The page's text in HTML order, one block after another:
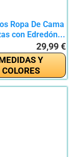
Ropa De Cama
con Edredón...
29,99 €
Y
COLORES